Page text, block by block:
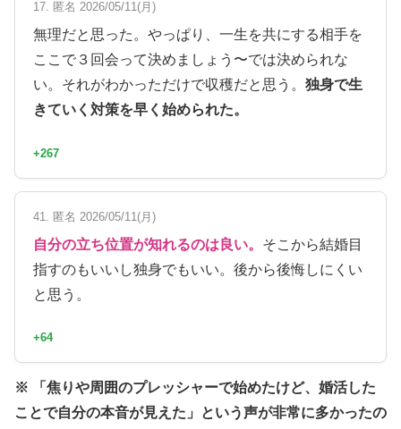
17. 匿名 2026/05/11(月)
無理だと思った。やっぱり、一生を共にする相手を
ここで３回会って決めましょう〜では決められな
い。それがわかっただけで収穫だと思う。 独身で生
きていく対策を早く始められた。
+267
41. 匿名 2026/05/11(月)
自分の立ち位置が知れるのは良い。 そこから結婚目
指すのもいいし独身でもいい。後から後悔しにくい
と思う。
+64
※ 「焦りや周囲のプレッシャーで始めたけど、婚活した
ことで自分の本音が見えた」という声が非常に多かったの